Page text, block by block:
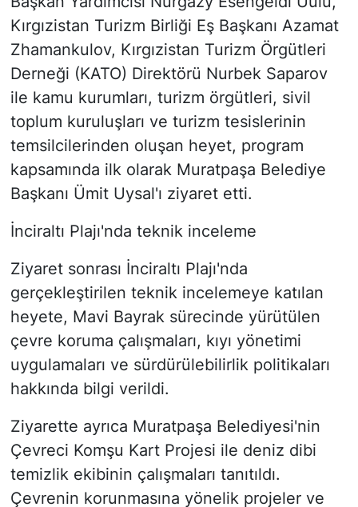
Kırgızistan Turizm Birliği Eş Başkanı Azamat
Zhamankulov, Kırgızistan Turizm Örgütleri
Derneği (KATO) Direktörü Nurbek Saparov
ile kamu kurumları, turizm örgütleri, sivil
toplum kuruluşları ve turizm tesislerinin
temsilcilerinden oluşan heyet, program
kapsamında ilk olarak Muratpaşa Belediye
Başkanı Ümit Uysal'ı ziyaret etti.
İnciraltı Plajı'nda teknik inceleme
Ziyaret sonrası İnciraltı Plajı'nda
gerçekleştirilen teknik incelemeye katılan
heyete, Mavi Bayrak sürecinde yürütülen
çevre koruma çalışmaları, kıyı yönetimi
uygulamaları ve sürdürülebilirlik politikaları
hakkında bilgi verildi.
Ziyarette ayrıca Muratpaşa Belediyesi'nin
Çevreci Komşu Kart Projesi ile deniz dibi
temizlik ekibinin çalışmaları tanıtıldı.
Çevrenin korunmasına yönelik projeler ve